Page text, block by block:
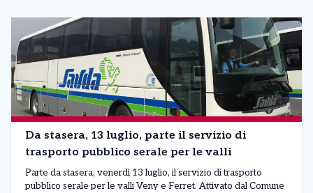
Da stasera, 13 luglio, parte il servizio di
trasporto pubblico serale per le valli
Parte da stasera, venerdì 13 luglio, il servizio di trasporto
pubblico serale per le valli Veny e Ferret. Attivato dal Comune